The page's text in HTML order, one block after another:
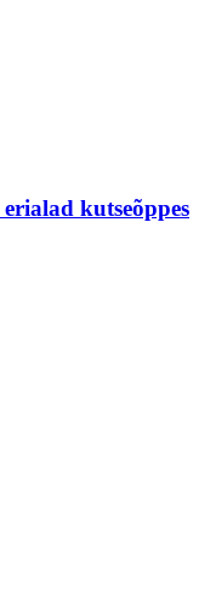
kutseõppes